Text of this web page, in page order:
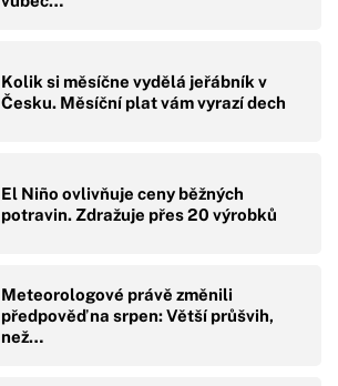
Kolik si měsíčne vydělá jeřábník v
Česku. Měsíční plat vám vyrazí dech
El Niño ovlivňuje ceny běžných
potravin. Zdražuje přes 20 výrobků
Meteorologové právě změnili
předpověď na srpen: Větší průšvih,
než…